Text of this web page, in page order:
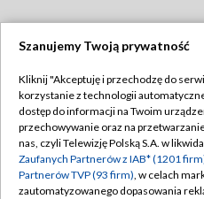
Abonament TVP
Emisja w TVP
Centrum informacji TVP
Polityka
Moje
Szanujemy Twoją prywatność
Kliknij "Akceptuję i przechodzę do
korzystanie z technologii
dostęp do informacji na Twoim
przechowywanie oraz na
nas, czyli Telewizję Polską S.A. w
Zaufanych Partnerów z IAB* (1201
Partnerów TVP (93 firm), w celach
zautomatyzowanego dopasowania